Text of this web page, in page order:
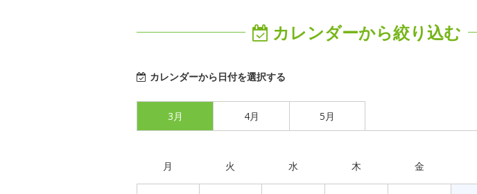
カレンダーから絞り込む
カレンダーから日付を選択する
3月 4月 5月
月 火 水 木 金